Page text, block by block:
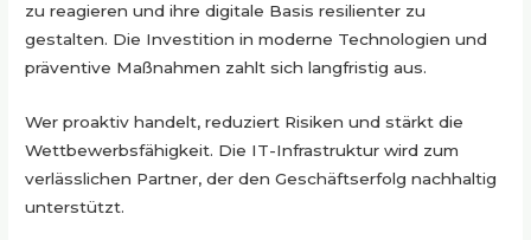
zu reagieren und ihre digitale Basis resilienter zu
gestalten. Die Investition in moderne Technologien und
präventive Maßnahmen zahlt sich langfristig aus.
Wer proaktiv handelt, reduziert Risiken und stärkt die
Wettbewerbsfähigkeit. Die IT-Infrastruktur wird zum
verlässlichen Partner, der den Geschäftserfolg nachhaltig
unterstützt.